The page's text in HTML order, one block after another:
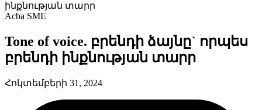
ինքնության տարր
Acba SME
Tone of voice. բրենդի ձայնը` որպես
բրենդի ինքնության տարր
Հոկտեմբերի 31, 2024